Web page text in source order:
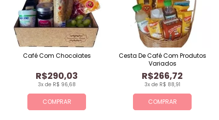
COMPRAR
3x de R$ 96,68
R$290,03
Café Com Chocolates
COMPRAR
3x de R$ 88,91
R$266,72
Cesta De Café Com Produtos
Variados